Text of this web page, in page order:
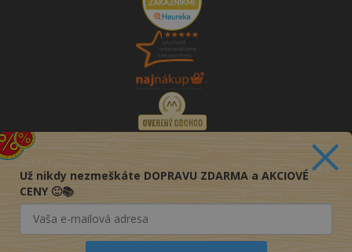
Už nikdy nezmeškáte DOPRAVU ZDARMA a AKCIOVÉ
CENY 🙂📚